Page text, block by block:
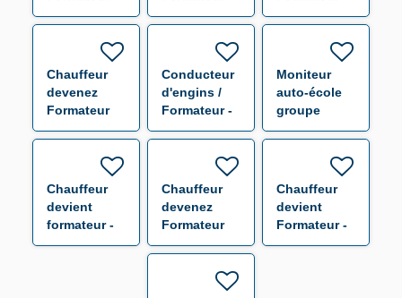
indépendant
Fallavier H/F
indépendant
indépendant
Valence H/F
Chauffeur
devenez
Formateur
indépendant
Conducteur
d'engins /
Formateur -
Nîmes H/F
Moniteur
auto-école
groupe
lourd -
Chauffeur
devient
formateur -
Annecy
Chauffeur
devenez
Formateur
indépendant
Chauffeur
devient
Formateur -
Mende H/F